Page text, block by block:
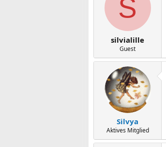
t
a
S
silvialille
Guest
Silvya
Aktives Mitglied